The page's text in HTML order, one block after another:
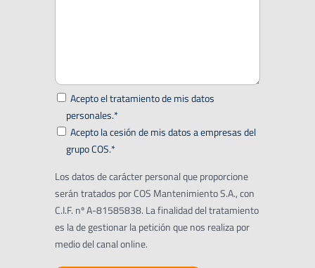
Acepto el tratamiento de mis datos
personales.*
Acepto la cesión de mis datos a empresas del
grupo COS.*
Los datos de carácter personal que proporcione
serán tratados por COS Mantenimiento S.A., con
C.I.F. nº A-81585838. La finalidad del tratamiento
es la de gestionar la petición que nos realiza por
medio del canal online.